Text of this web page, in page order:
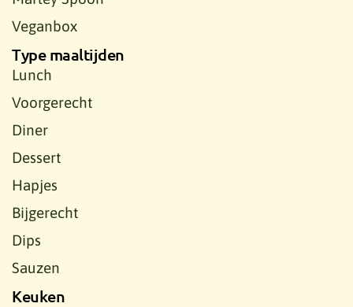
Veganbox
Type maaltijden
Lunch
Voorgerecht
Diner
Dessert
Hapjes
Bijgerecht
Dips
Sauzen
Keuken